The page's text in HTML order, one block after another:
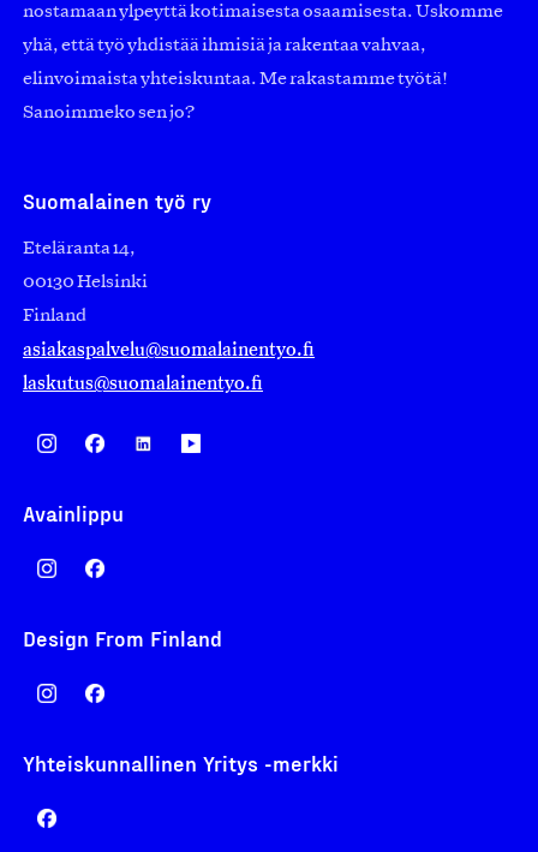
nostamaan ylpeyttä kotimaisesta osaamisesta. Uskomme
yhä, että työ yhdistää ihmisiä ja rakentaa vahvaa,
elinvoimaista yhteiskuntaa. Me rakastamme työtä!
Sanoimmeko sen jo?
Suomalainen työ ry
Eteläranta 14,
00130 Helsinki
Finland
asiakaspalvelu@suomalainentyo.fi
laskutus@suomalainentyo.fi
Avainlippu
Design From Finland
Yhteiskunnallinen Yritys -merkki